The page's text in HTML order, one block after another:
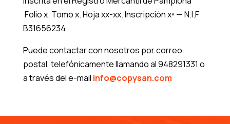
Folio x. Tomo x. Hoja xx-xx. Inscripción xª — N.I.F
B31656234.
Puede contactar con nosotros por correo
postal, telefónicamente llamando al 948291331 o
a través del e-mail info@copysan.com